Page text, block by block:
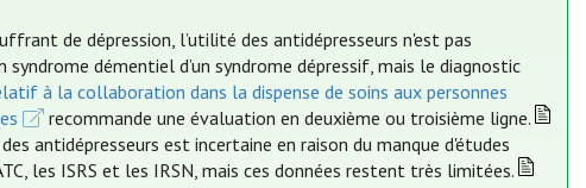
de dépression, l’utilité des antidépresseurs n'est pas
démentiel d’un syndrome dépressif, mais le diagnostic
à la collaboration dans la dispense de soins aux personnes
recommande une évaluation en deuxième ou troisième ligne.
antidépresseurs est incertaine en raison du manque d'études
les ISRS et les IRSN, mais ces données restent très limitées.